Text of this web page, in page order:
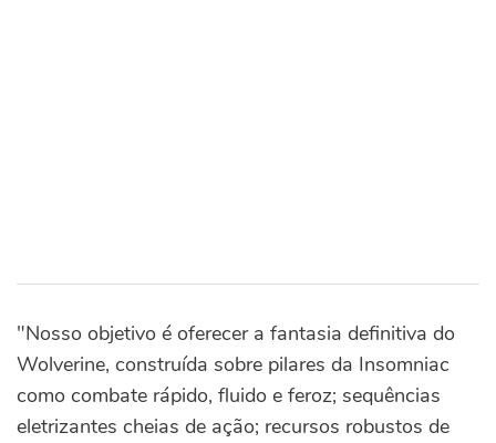
"Nosso objetivo é oferecer a fantasia definitiva do
Wolverine, construída sobre pilares da Insomniac
como combate rápido, fluido e feroz; sequências
eletrizantes cheias de ação; recursos robustos de